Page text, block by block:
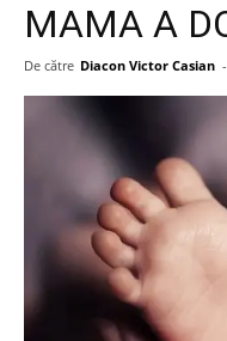
MAMA A
De către Diacon Victor Casian -